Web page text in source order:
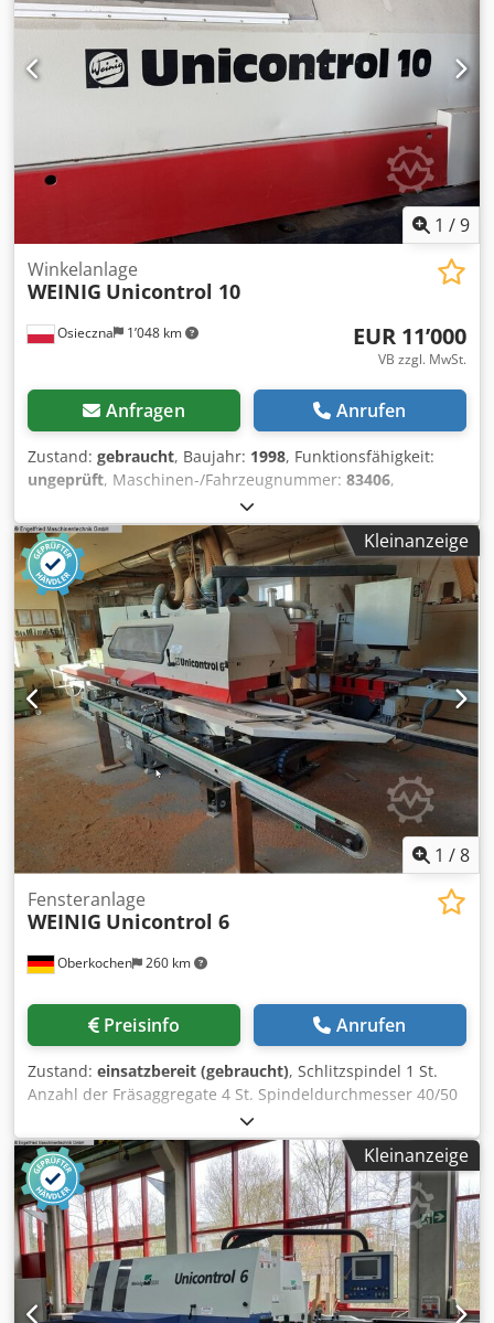
1 /9
Osieczna 1’048 km
Winkelanlage
WEINIG Unicontrol 10
EUR 11’000
VB zzgl. MwSt.
Anfragen Anrufen
Zustand: gebraucht, Baujahr: 1998, Funktionsfähigkeit:
ungeprüft, Maschinen-/Fahrzeugnummer: 83406,
Bearbeitungszentrum für Fenster Weinig Unicontrol 10,
Baujahr 1998 Chjdpfx Aksy Sxlps Eea
Kleinanzeige
1 /8
Oberkochen 260 km
Fensteranlage
WEINIG Unicontrol 6
Preisinfo Anrufen
Zustand: einsatzbereit (gebraucht), Schlitzspindel 1 St.
Anzahl der Fräsaggregate 4 St. Spindeldurchmesser 40/50
mm Weinig Unicontrol 6 ----- Maschine wird vor
Auslieferung bie uns in Oberkochen überpüft! Technische
Daten Zusammenfassung: (eventuell zusätzlich
beinhaltetes Zubehör bitte anfragen) Pos. 1: Ablängsäge ---
-- > Anzahl Werkzeuge: 1 Stk. > Spindeldrehzahl: 2.800
U/min > Spindeldurchmesser: 40 mm >
Werkzeugdurchmesser max.: 400 mm > Motorstärke: 3,0
kW > Laserrichtlicht zur Erkennung des Sägeabschnitts
Längenanschlag CNC gesteuert ----- > Länge 3.600 mm >
Kleinanzeige